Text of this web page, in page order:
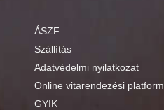
ÁSZF
Szállítás
Adatvédelmi nyilatkozat
Online vitarendezési platform
GYIK